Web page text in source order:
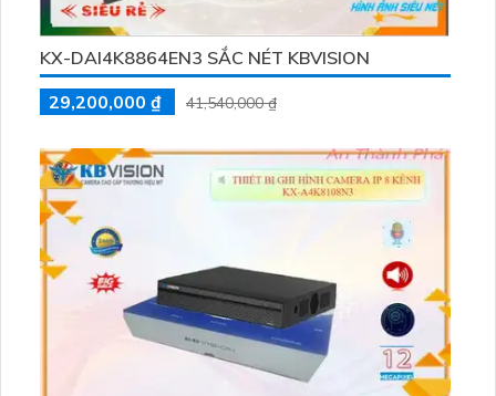
KX-DAI4K8864EN3 SẮC NÉT KBVISION
29,200,000 ₫
41,540,000 ₫